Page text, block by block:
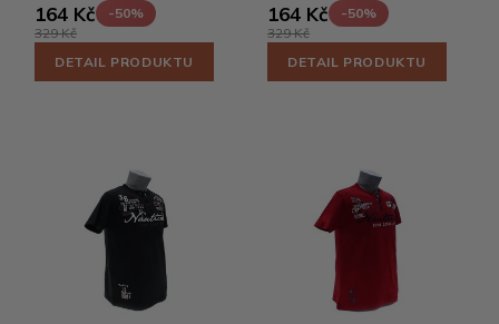
164 Kč
-50%
329 Kč
DETAIL PRODUKTU
164 Kč
-50%
329 Kč
DETAIL PRODUKTU